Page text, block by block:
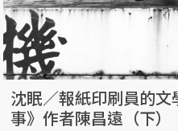
沈眠／報紙印刷員的
事》作者陳昌遠（下）